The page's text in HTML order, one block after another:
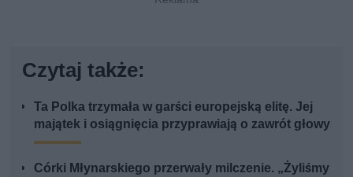
Czytaj także:
Ta Polka trzymała w garści europejską elitę. Jej
majątek i osiągnięcia przyprawiają o zawrót głowy
Córki Młynarskiego przerwały milczenie. „Żyliśmy